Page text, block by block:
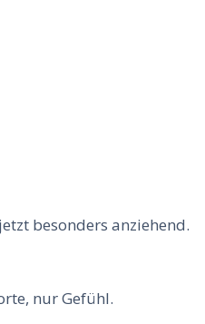
besonders anziehend.
nur Gefühl.